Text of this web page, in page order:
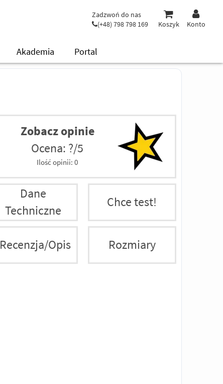
Zadzwoń do nas
(+48) 798 798 169
Koszyk Konto
Akademia Portal
Zobacz opinie
Ocena: ?/5
Ilość opinii:0
Dane
Techniczne
Chce test!
Recenzja/Opis Rozmiary